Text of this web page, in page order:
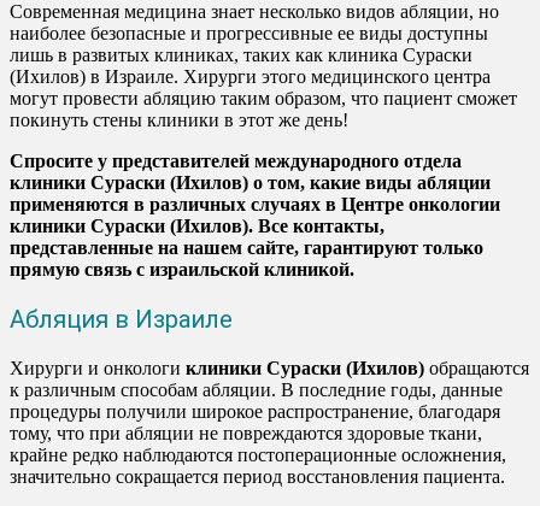
Современная медицина знает несколько видов абляции, но
наиболее безопасные и прогрессивные ее виды доступны
лишь в развитых клиниках, таких как клиника Сураски
(Ихилов) в Израиле. Хирурги этого медицинского центра
могут провести абляцию таким образом, что пациент сможет
покинуть стены клиники в этот же день!
Спросите у представителей международного отдела
клиники Сураски (Ихилов) о том, какие виды абляции
применяются в различных случаях в Центре онкологии
клиники Сураски (Ихилов). Все контакты,
представленные на нашем сайте, гарантируют только
прямую связь с израильской клиникой.
Абляция в Израиле
Хирурги и онкологи клиники Сураски (Ихилов) обращаются
к различным способам абляции. В последние годы, данные
процедуры получили широкое распространение, благодаря
тому, что при абляции не повреждаются здоровые ткани,
крайне редко наблюдаются постоперационные осложнения,
значительно сокращается период восстановления пациента.